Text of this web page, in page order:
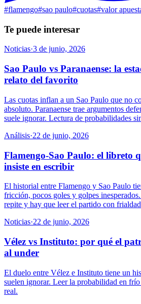
#flamengo#sao paulo#cuotas#valor
Te puede interesar
Noticias·3 de junio, 2026
Sao Paulo vs Paranaense: la
relato del favorito
Las cuotas inflan a un Sao Paulo que no
absoluto. Paranaense trae argumentos
suele ignorar. Lectura de probabilidades
Análisis·22 de junio, 2026
Flamengo-Sao Paulo: el libreto
insiste en escribir
El historial entre Flamengo y Sao Paulo
fricción, pocos goles y golpes
repite y hay que leer el partido con
Noticias·22 de junio, 2026
Vélez vs Instituto: por qué el
al under
El duelo entre Vélez e Instituto tiene un
suelen ignorar. Leer la probabilidad en
real.